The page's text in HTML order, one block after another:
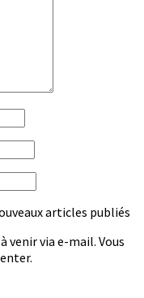
articles publiés
via e-mail. Vous